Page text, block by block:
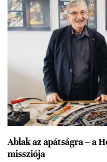
Ablak az apátságra – a
missziója